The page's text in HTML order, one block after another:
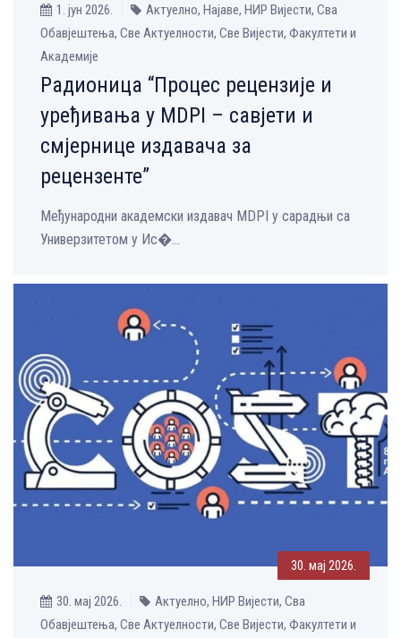
1. јун 2026.
Актуелно, Најаве, НИР Вијести, Сва
Обавјештења, Све Aктуелности, Све Вијести, Факултети и
Академије
Радионица “Процес рецензије и
уређивања у MDPI – савјети и
смјернице издавача за
рецензенте”
Међународни академски издавач MDPI у сарадњи са
Универзитетом у Ис�...
30. мај 2026.
30. мај 2026.
Актуелно, НИР Вијести, Сва
Обавјештења, Све Aктуелности, Све Вијести, Факултети и